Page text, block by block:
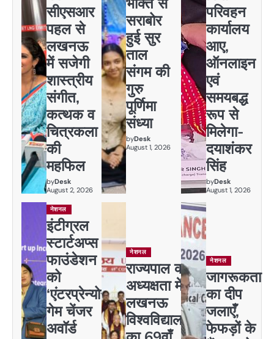
सीएसआर
पहल से
लखनऊ
में सजेगी
शास्त्रीय
संगीत,
कत्थक व
चित्रकला
की
महफिल
byDesk
August 2, 2026
सराबोर
हुई सुर
ताल
संगम की
गुरु
पूर्णिमा
संध्या
byDesk
August 1, 2026
परिवहन
कार्यालय
आए,
ऑनलाइन
एवं
समयबद्ध
रूप से
मिलेगा-
दयाशंकर
सिंह
byDesk
August 1, 2026
नेशनल
इंटीग्रल
स्टार्टअप्स
फाउंडेशन
को
‘एंटरप्रेन्योर
गेम चेंजर
अवॉर्ड
नेशनल
राज्यपाल की
अध्यक्षता में
लखनऊ
विश्वविद्यालय
नेशनल
जागरूकता
का दीप
जलाएँ,
फेफड़ों के